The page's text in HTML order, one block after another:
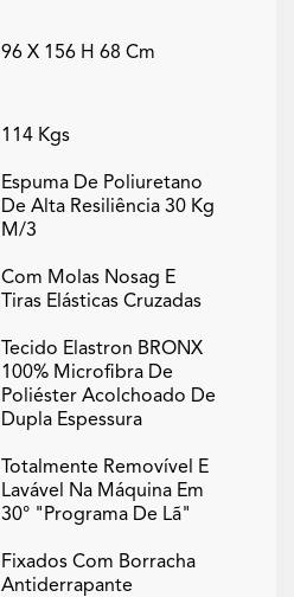
96 X 156 H 68 Cm
114 Kgs
Espuma De Poliuretano
De Alta Resiliência 30 Kg
M/3
Com Molas Nosag E
Tiras Elásticas Cruzadas
Tecido Elastron BRONX
100% Microfibra De
Poliéster Acolchoado De
Dupla Espessura
Totalmente Removível E
Lavável Na Máquina Em
30° "programa De Lã"
Fixados Com Borracha
Antiderrapante